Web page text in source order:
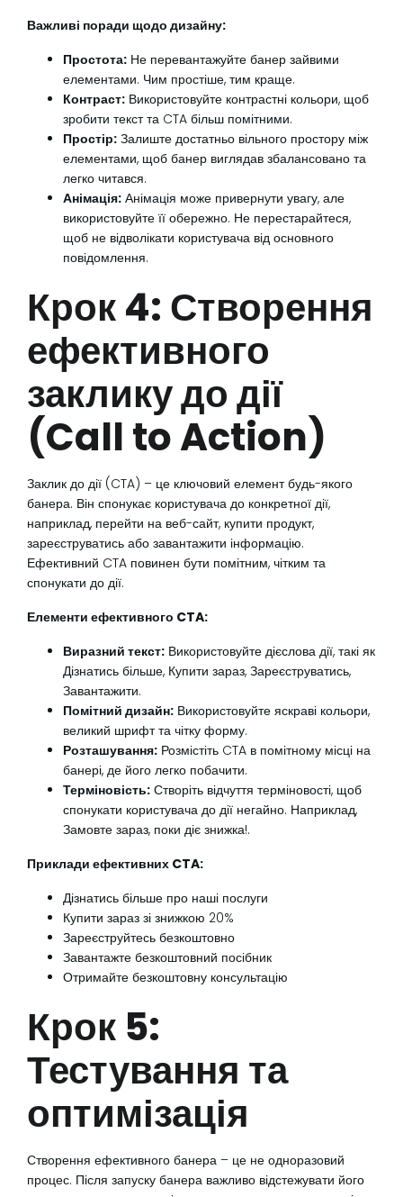
Важливі поради щодо дизайну:
Простота: Не перевантажуйте банер зайвими
елементами. Чим простіше, тим краще.
Контраст: Використовуйте контрастні кольори, щоб
зробити текст та CTA більш помітними.
Простір: Залиште достатньо вільного простору між
елементами, щоб банер виглядав збалансовано та
легко читався.
Анімація: Анімація може привернути увагу, але
використовуйте її обережно. Не перестарайтеся,
щоб не відволікати користувача від основного
повідомлення.
Крок 4: Створення
ефективного
заклику до дії
(Call to Action)
Заклик до дії (CTA) – це ключовий елемент будь-якого
банера. Він спонукає користувача до конкретної дії,
наприклад, перейти на веб-сайт, купити продукт,
зареєструватись або завантажити інформацію.
Ефективний CTA повинен бути помітним, чітким та
спонукати до дії.
Елементи ефективного CTA:
Виразний текст: Використовуйте дієслова дії, такі як
Дізнатись більше, Купити зараз, Зареєструватись,
Завантажити.
Помітний дизайн: Використовуйте яскраві кольори,
великий шрифт та чітку форму.
Розташування: Розмістіть CTA в помітному місці на
банері, де його легко побачити.
Терміновість: Створіть відчуття терміновості, щоб
спонукати користувача до дії негайно. Наприклад,
Замовте зараз, поки діє знижка!.
Приклади ефективних CTA:
Дізнатись більше про наші послуги
Купити зараз зі знижкою 20%
Зареєструйтесь безкоштовно
Завантажте безкоштовний посібник
Отримайте безкоштовну консультацію
Крок 5:
Тестування та
оптимізація
Створення ефективного банера – це не одноразовий
процес. Після запуску банера важливо відстежувати його